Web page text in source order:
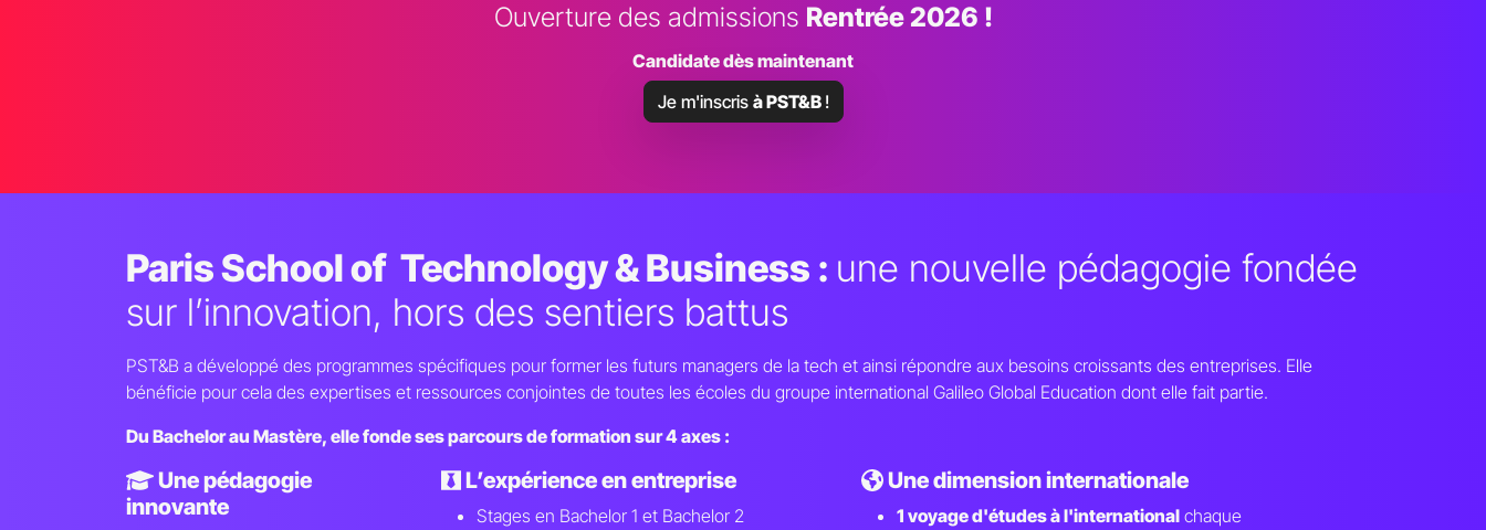
Ouverture des admissions Rentrée 2026 !
Candidate dès maintenant
Je m'inscris à PST&B !
Paris School of Technology & Business : une nouvelle pédagogie fondée
sur l’innovation, hors des sentiers battus
PST&B a développé des programmes spécifiques pour former les futurs managers de la tech et ainsi répondre aux besoins croissants des entreprises. Elle
bénéficie pour cela des expertises et ressources conjointes de toutes les écoles du groupe international Galileo Global Education dont elle fait partie.
Du Bachelor au Mastère, elle fonde ses parcours de formation sur 4 axes :
Une pédagogie
innovante
L’expérience en entreprise
Stages en Bachelor 1 et Bachelor 2
Une dimension internationale
1 voyage d'études à l'international chaque